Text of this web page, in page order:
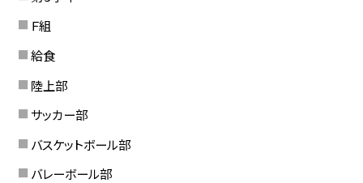
Ｆ組
給食
陸上部
サッカー部
バスケットボール部
バレーボール部